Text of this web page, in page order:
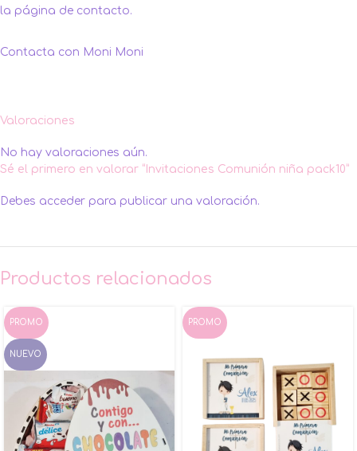
la página de contacto.
Contacta con Moni Moni
Valoraciones
No hay valoraciones aún.
Sé el primero en valorar “Invitaciones Comunión niña pack10”
Debes acceder para publicar una valoración.
Productos relacionados
PROMO
NUEVO
PROMO